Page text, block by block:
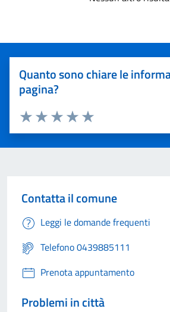
Quanto sono chiare le
pagina?
Valuta 5 stelle su 5
Valuta 4 stelle su 5
Valuta 3 stelle su 5
Valuta 2 stelle su 5
Valuta 1 stelle su 5
Contatta il comune
Leggi le domande frequenti
Telefono 0439885111
Prenota appuntamento
Problemi in città